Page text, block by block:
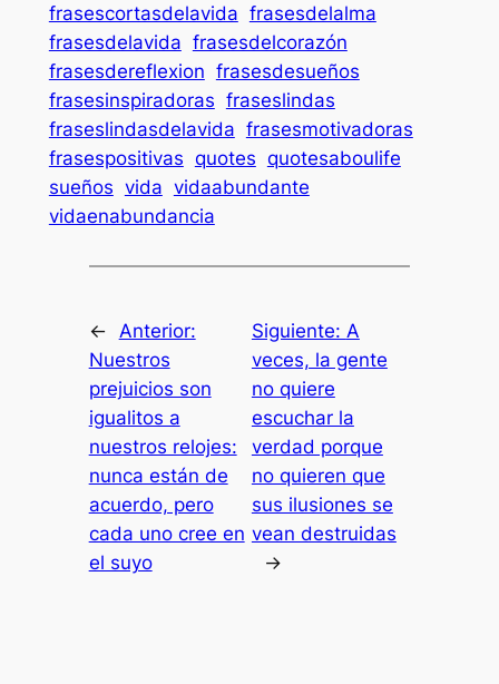
frasescortasdelavida frasesdelalma
frasesdelavida frasesdelcorazón
frasesdereflexion frasesdesueños
frasesinspiradoras fraseslindas
fraseslindasdelavida frasesmotivadoras
frasespositivas quotes quotesaboulife
sueños vida vidaabundante
vidaenabundancia
← Anterior:
Nuestros
prejuicios son
igualitos a
nuestros relojes:
nunca están de
acuerdo, pero
cada uno cree en
el suyo
Siguiente: A
veces, la gente
no quiere
escuchar la
verdad porque
no quieren que
sus ilusiones se
vean destruidas
→